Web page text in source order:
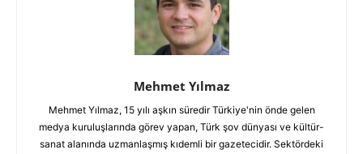
Mehmet Yılmaz
Mehmet Yılmaz, 15 yılı aşkın süredir Türkiye'nin önde gelen
medya kuruluşlarında görev yapan, Türk şov dünyası ve kültür-
sanat alanında uzmanlaşmış kıdemli bir gazetecidir. Sektördeki